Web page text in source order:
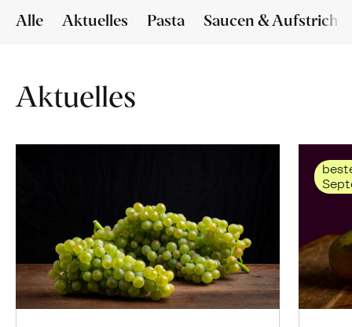
Alle Aktuelles Pasta Saucen & Aufstriche
Aktuelles